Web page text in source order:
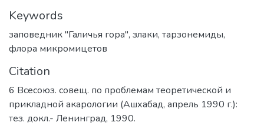
Keywords
заповедник "Галичья гора", злаки, тарзонемиды,
флора микромицетов
Citation
6 Всесоюз. совещ. по проблемам теоретической и
прикладной акарологии (Ашхабад, апрель 1990 г.):
тез. докл.- Ленинград, 1990.